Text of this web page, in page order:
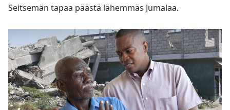
Seitsemän tapaa päästä lähemmäs Jumalaa.